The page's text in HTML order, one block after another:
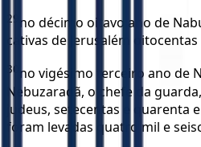
29 no décimo oitavo ano de
cativas de Jerusalém
30 no vigésimo terceiro ano de
Nebuzaradã, o chefe da
judeus, setecentas e quarenta
foram levadas quatro mil e